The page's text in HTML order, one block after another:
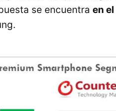
se encuentra en